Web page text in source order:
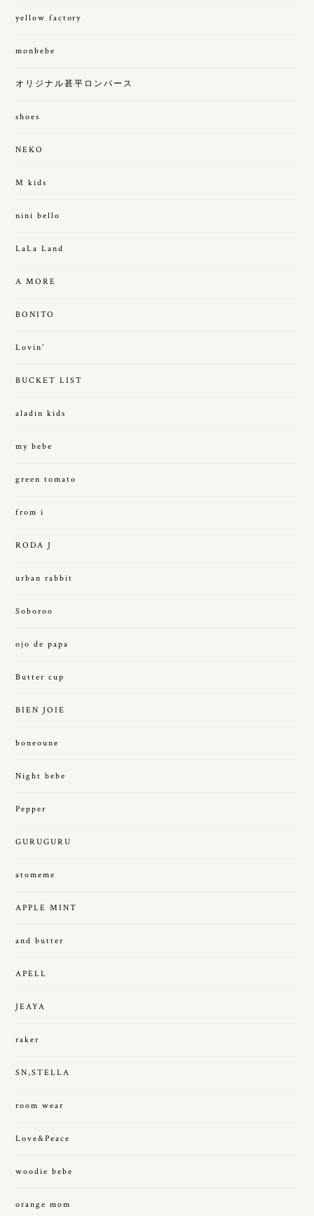
yellow factory
monbebe
オリジナル甚平ロンパース
shoes
NEKO
M kids
nini bello
LaLa Land
A MORE
BONITO
Lovin'
BUCKET LIST
aladin kids
my bebe
green tomato
from i
RODA J
urban rabbit
Soboroo
ojo de papa
Butter cup
BIEN JOIE
boneoune
Night bebe
Pepper
GURUGURU
atomeme
APPLE MINT
and butter
APELL
JEAYA
raker
SN,STELLA
room wear
Love&Peace
woodie bebe
orange mom